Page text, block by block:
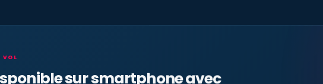
VOL
sur smartphone avec